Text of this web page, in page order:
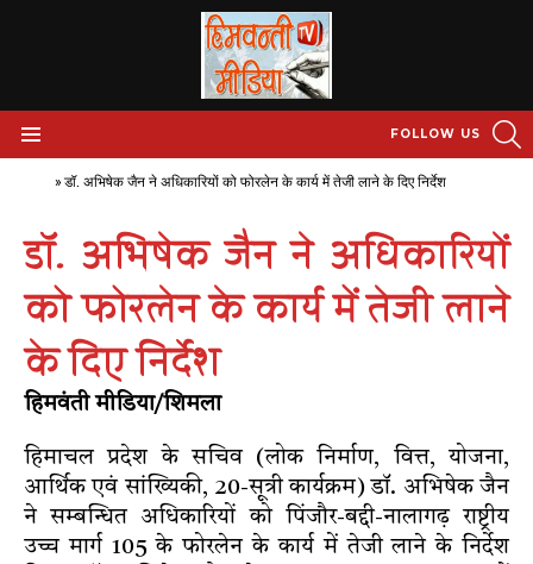
FOLLOW US
» डॉ. अभिषेक जैन ने अधिकारियों को फोरलेन के कार्य में तेजी लाने के दिए निर्देश
डॉ. अभिषेक जैन ने अधिकारियों
को फोरलेन के कार्य में तेजी लाने
के दिए निर्देश
हिमवंती मीडिया/शिमला
हिमाचल प्रदेश के सचिव (लोक निर्माण, वित्त, योजना,
आर्थिक एवं सांख्यिकी, 20-सूत्री कार्यक्रम) डॉ. अभिषेक जैन
ने सम्बन्धित अधिकारियों को पिंजौर-बद्दी-नालागढ़ राष्ट्रीय
उच्च मार्ग 105 के फोरलेन के कार्य में तेजी लाने के निर्देश